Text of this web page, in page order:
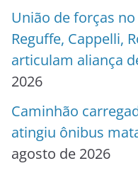
União de forças
Reguffe, Cappelli,
articulam aliança
2026
Caminhão
atingiu ônibus
agosto de 2026